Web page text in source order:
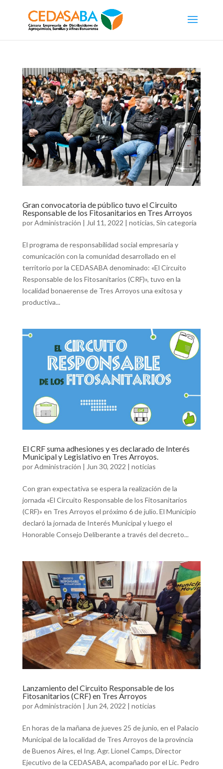
Gran convocatoria de público tuvo el Circuito
Responsable de los Fitosanitarios en Tres Arroyos
porAdministración | Jul 11, 2022 | noticias, Sin categoría
El programa de responsabilidad social empresaria y
comunicación con la comunidad desarrollado en el
territorio por la CEDASABA denominado: «El Circuito
Responsable de los Fitosanitarios (CRF)», tuvo en la
localidad bonaerense de Tres Arroyos una exitosa y
productiva...
El CRF suma adhesiones y es declarado de Interés
Municipal y Legislativo en Tres Arroyos.
porAdministración | Jun 30, 2022 | noticias
Con gran expectativa se espera la realización de la
jornada «El Circuito Responsable de los Fitosanitarios
(CRF)» en Tres Arroyos el próximo 6 de julio. El Municipio
declaró la jornada de Interés Municipal y luego el
Honorable Consejo Deliberante a través del decreto...
Lanzamiento del Circuito Responsable de los
Fitosanitarios (CRF) en Tres Arroyos
porAdministración Jun 24, 2022 noticias
En horas de la mañana de jueves 25 de junio, en el Palacio
Municipal de la localidad de Tres Arroyos de la provincia
de Buenos Aires, el Ing. Agr. Lionel Camps, Director
Ejecutivo de la CEDASABA, acompañado por el Lic. Pedro